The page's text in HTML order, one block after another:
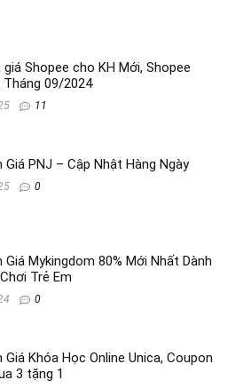
giá Shopee cho KH Mới, Shopee
09/2024
11
Giá PNJ – Cập Nhật Hàng Ngày
0
Giá Mykingdom 80% Mới Nhất Dành
Trẻ Em
0
Giá Khóa Học Online Unica, Coupon
3 tặng 1